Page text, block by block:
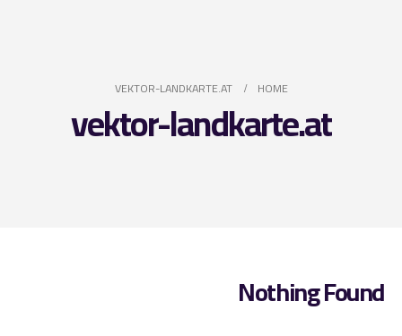
HOME
VEKTOR-LANDKARTE.AT
vektor-landkarte.at
Nothing Found